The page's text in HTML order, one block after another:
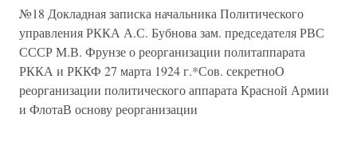
№18 Докладная записка начальника Политического
управления РККА А.С. Бубнова зам. председателя РВС
СССР М.В. Фрунзе о реорганизации политаппарата
РККА и РККФ 27 марта 1924 г.*Сов. секретноО
реорганизации политического аппарата Красной Армии
и ФлотаВ основу реорганизации